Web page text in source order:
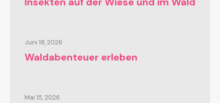
Juni 18, 2026
Waldabenteuer erleben
Mai 15, 2026